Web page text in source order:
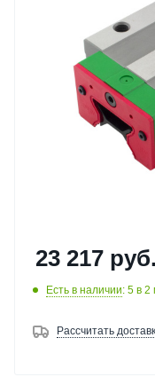
23 217 руб.
Есть в наличии: 5 в 2
Рассчитать